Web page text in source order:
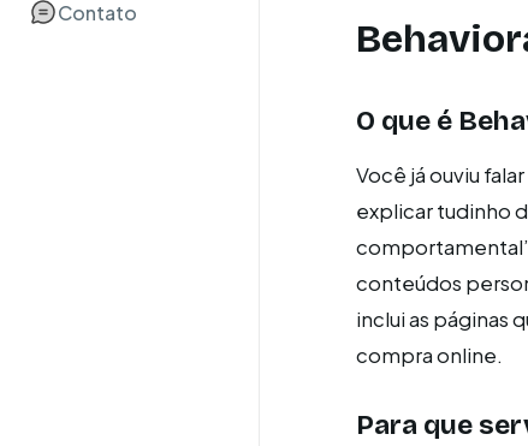
Contato
O que é
Você já ouviu
explicar tudinho
conteúdos
inclui as páginas
compra online.
Para que